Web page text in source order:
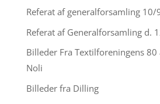
Referat af generalforsamling 10/
Referat af Generalforsamling d.
Billeder Fra Textilforeningens
Noli
Billeder fra Dilling